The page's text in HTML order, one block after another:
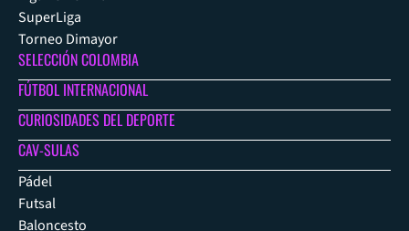
SuperLiga
Torneo Dimayor
SELECCIÓN COLOMBIA
FÚTBOL INTERNACIONAL
CURIOSIDADES DEL DEPORTE
CAV-SULAS
Pádel
Futsal
Baloncesto